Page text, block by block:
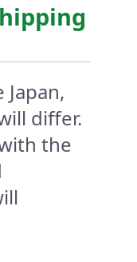
differ.
the